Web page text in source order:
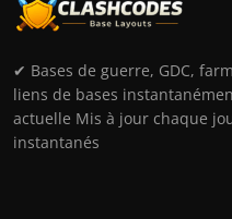
✔ Bases de guerre, GDC,
liens de bases
actuelle Mis à jour chaque
instantanés